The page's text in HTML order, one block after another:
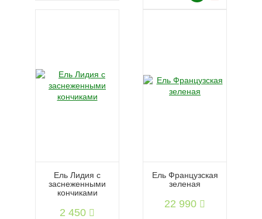
Ель Лидия с
заснеженными
кончиками
2 450
Ель Французская
зеленая
22 990